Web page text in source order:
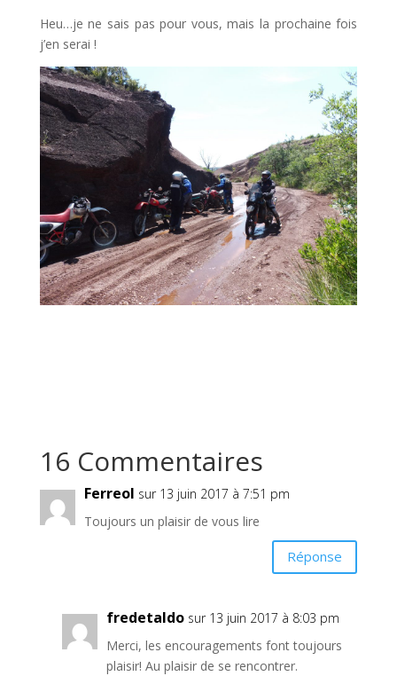
Heu…je ne sais pas pour vous, mais la prochaine fois
j’en serai !
16 Commentaires
Ferreol sur 13 juin 2017 à 7:51 pm
Toujours un plaisir de vous lire
Réponse
fredetaldo sur 13 juin 2017 à 8:03 pm
Merci, les encouragements font toujours
plaisir! Au plaisir de se rencontrer.